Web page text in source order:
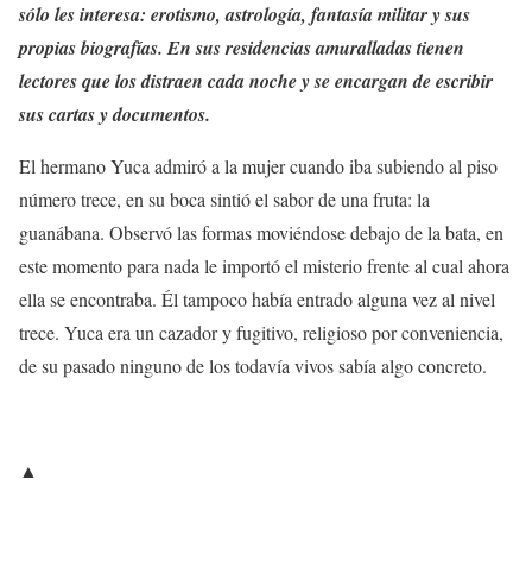
sólo les interesa: erotismo, astrología, fantasía militar y sus
propias biografías. En sus residencias amuralladas tienen
lectores que los distraen cada noche y se encargan de escribir
sus cartas y documentos.
El hermano Yuca admiró a la mujer cuando iba subiendo al piso
número trece, en su boca sintió el sabor de una fruta: la
guanábana. Observó las formas moviéndose debajo de la bata, en
este momento para nada le importó el misterio frente al cual ahora
ella se encontraba. Él tampoco había entrado alguna vez al nivel
trece. Yuca era un cazador y fugitivo, religioso por conveniencia,
de su pasado ninguno de los todavía vivos sabía algo concreto.
▲